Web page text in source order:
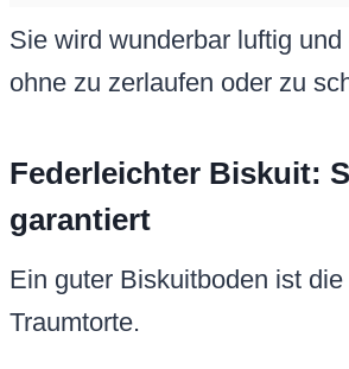
Sie wird wunderbar luftig
ohne zu zerlaufen oder zu
Federleichter Biskuit:
garantiert
Ein guter Biskuitboden ist
Traumtorte.